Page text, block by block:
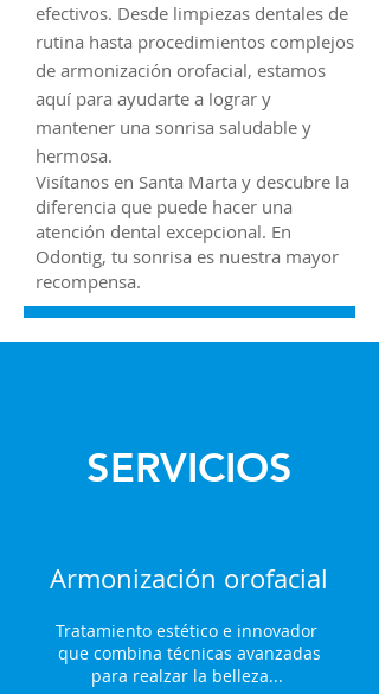
efectivos. Desde limpiezas dentales de
rutina hasta procedimientos complejos
de armonización orofacial, estamos
aquí para ayudarte a lograr y
mantener una sonrisa saludable y
hermosa.
Visítanos en Santa Marta y descubre la
diferencia que puede hacer una
atención dental excepcional. En
Odontig, tu sonrisa es nuestra mayor
recompensa.
SERVICIOS
Armonización orofacial
Tratamiento estético e innovador
que combina técnicas avanzadas
para realzar la belleza...